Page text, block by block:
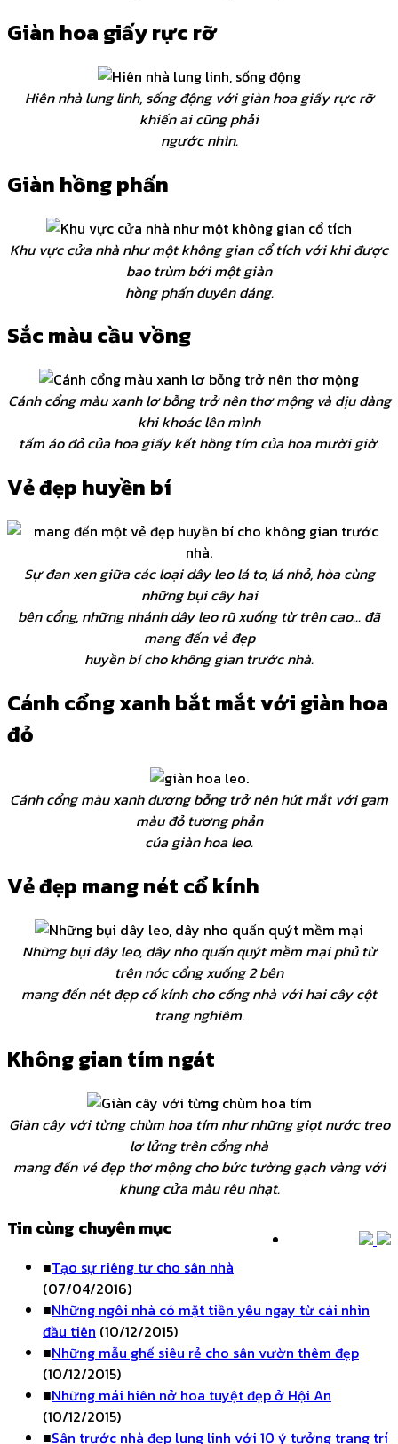
Giàn hoa giấy rực rỡ
Hiên nhà lung linh, sống động với giàn hoa giấy rực rỡ
khiến ai cũng phải
ngước nhìn.
Giàn hồng phấn
Khu vực cửa nhà như một không gian cổ tích với khi được
bao trùm bởi một giàn
hồng phấn duyên dáng.
Sắc màu cầu vồng
Cánh cổng màu xanh lơ bỗng trở nên thơ mộng và dịu dàng
khi khoác lên mình
tấm áo đỏ của hoa giấy kết hồng tím của hoa mười giờ.
Vẻ đẹp huyền bí
Sự đan xen giữa các loại dây leo lá to, lá nhỏ, hòa cùng
những bụi cây hai
bên cổng, những nhánh dây leo rũ xuống từ trên cao... đã
mang đến vẻ đẹp
huyền bí cho không gian trước nhà.
Cánh cổng xanh bắt mắt với giàn hoa
đỏ
Cánh cổng màu xanh dương bỗng trở nên hút mắt với gam
màu đỏ tương phản
của giàn hoa leo.
Vẻ đẹp mang nét cổ kính
Những bụi dây leo, dây nho quấn quýt mềm mại phủ từ
trên nóc cổng xuống 2 bên
mang đến nét đẹp cổ kính cho cổng nhà với hai cây cột
trang nghiêm.
Không gian tím ngát
Giàn cây với từng chùm hoa tím như những giọt nước treo
lơ lửng trên cổng nhà
mang đến vẻ đẹp thơ mộng cho bức tường gạch vàng với
khung cửa màu rêu nhạt.
Tin cùng chuyên mục
■Tạo sự riêng tư cho sân nhà
(07/04/2016)
■Những ngôi nhà có mặt tiền yêu ngay từ cái nhìn
đầu tiên (10/12/2015)
■Những mẫu ghế siêu rẻ cho sân vườn thêm đẹp
(10/12/2015)
■Những mái hiên nở hoa tuyệt đẹp ở Hội An
(10/12/2015)
■Sân trước nhà đẹp lung linh với 10 ý tưởng trang trí